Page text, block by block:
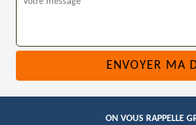
ON VOUS RAPPELLE